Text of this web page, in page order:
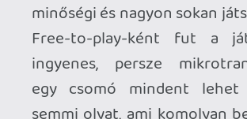
szabályok, mint a Nickelodeon-ban vagy
a Smash Bros.-ban, nincs túl nagy
meglepetés. Egy-két karakternek talán
túl jó vagy erős néhány támadása, de
ezeket folyamatosan finomítják a